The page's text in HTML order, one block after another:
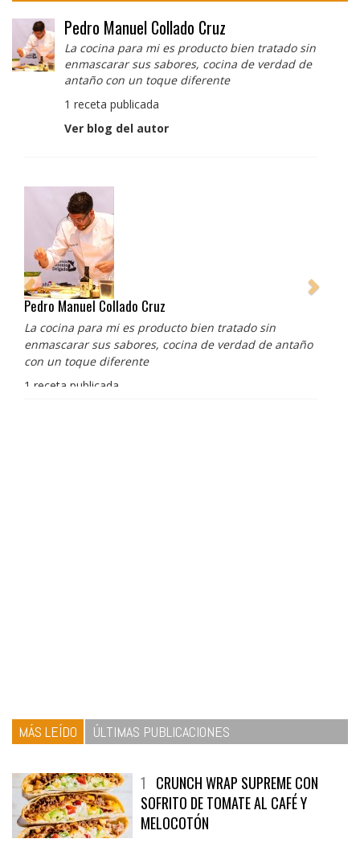
Pedro Manuel Collado Cruz
La cocina para mi es producto bien tratado sin
enmascarar sus sabores, cocina de verdad de
antaño con un toque diferente
1 receta publicada
Ver blog del autor
Pedro Manuel Collado Cruz
La cocina para mi es producto bien tratado sin
enmascarar sus sabores, cocina de verdad de antaño
con un toque diferente
1 receta publicada
1CRUNCH WRAP SUPREME CON
SOFRITO DE TOMATE AL CAFÉ Y